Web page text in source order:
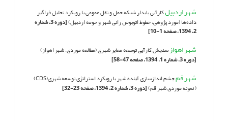
شهر اردبیلکارآیی پایدار شبکه حمل و نقل عمومی با رویکرد تحلیل فراگیر
داده‌ها (مورد پژوهی: خطوط اتوبوس رانی شهر و حومه اردبیل)
[دوره 3، شماره
2، 1394، صفحه 1-10]
شهر اهوازسنجش کارآیی توسعه معابر شهری (مطالعه موردی: شهر اهواز)
[دوره 3، شماره 1، 1394، صفحه 47-58]
شهر قم
چشم اندازسازی آینده شهر با رویکرد استراتژی توسعه شهری(CDS)
( نمونه موردی شهر قم)[دوره 3، شماره 2، 1394، صفحه 23-32]